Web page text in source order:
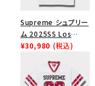
Supreme シュプリー
ム 2025SS Los
Angeles Fire Relief
イヤーリリーフボック
スロゴTシャツ ホワ
¥30,980 (税込)